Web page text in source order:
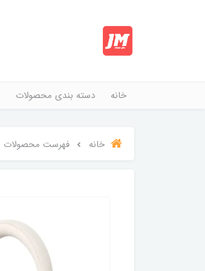
خانه دسته بندی محصولات
خانه فهرست محصولات